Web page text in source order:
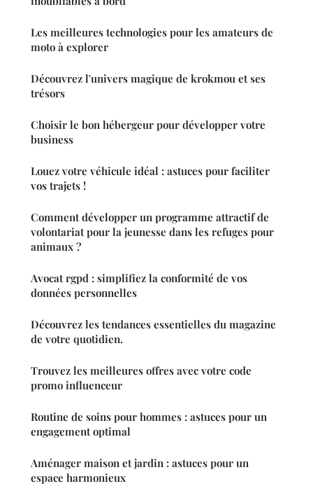
Les meilleures technologies pour les amateurs de
moto à explorer
Découvrez l'univers magique de krokmou et ses
trésors
Choisir le bon hébergeur pour développer votre
business
Louez votre véhicule idéal : astuces pour faciliter
vos trajets !
Comment développer un programme attractif de
volontariat pour la jeunesse dans les refuges pour
animaux ?
Avocat rgpd : simplifiez la conformité de vos
données personnelles
Découvrez les tendances essentielles du magazine
de votre quotidien.
Trouvez les meilleures offres avec votre code
promo influenceur
Routine de soins pour hommes : astuces pour un
engagement optimal
Aménager maison et jardin : astuces pour un
espace harmonieux